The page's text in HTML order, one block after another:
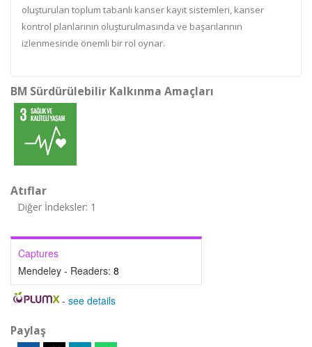
oluşturulan toplum tabanlı kanser kayıt sistemleri, kanser
kontrol planlarının oluşturulmasında ve başarılarının
izlenmesinde önemli bir rol oynar.
BM Sürdürülebilir Kalkınma Amaçları
Atıflar
Diğer İndeksler: 1
Captures
Mendeley - Readers: 8
- see details
Paylaş